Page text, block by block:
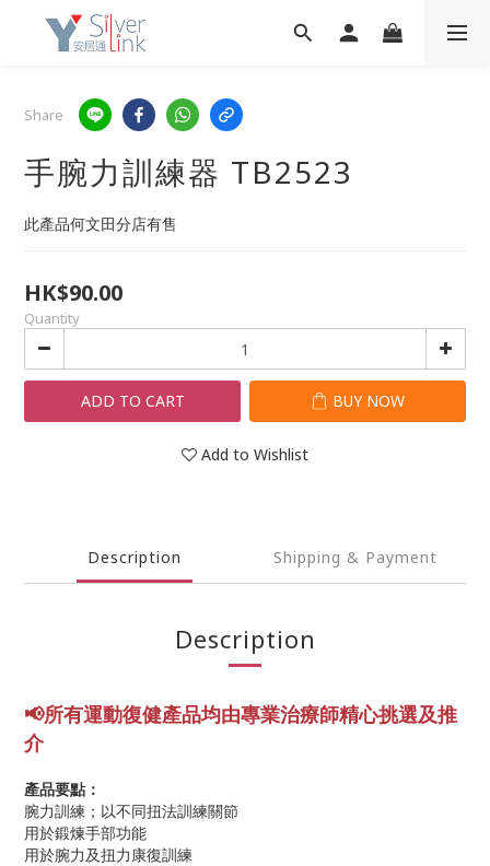
Share
手腕力訓練器 TB2523
此產品何文田分店有售
HK$90.00
Quantity
ADD TO CART BUY NOW
Add to Wishlist
Description Shipping & Payment
Description
📢所有運動復健產品均由專業治療師精心挑選及推
介
產品要點：
腕力訓練；以不同扭法訓練關節
用於鍛煉手部功能
用於腕力及扭力康復訓練